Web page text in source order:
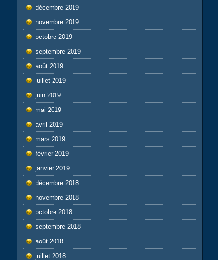
décembre 2019
novembre 2019
octobre 2019
septembre 2019
août 2019
juillet 2019
juin 2019
mai 2019
avril 2019
mars 2019
février 2019
janvier 2019
décembre 2018
novembre 2018
octobre 2018
septembre 2018
août 2018
juillet 2018